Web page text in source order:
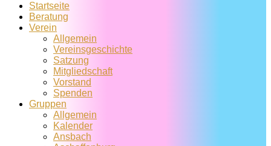
Startseite
Beratung
Verein
Allgemein
Vereins­geschichte
Satzung
Mitglied­schaft
Vorstand
Spenden
Gruppen
Allgemein
Kalender
Ansbach